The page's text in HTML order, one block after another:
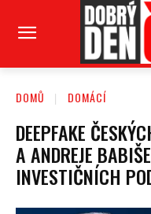
DOMŮ DOMÁCÍ
DEEPFAKE
A ANDREJE
INVESTIČNÍCH